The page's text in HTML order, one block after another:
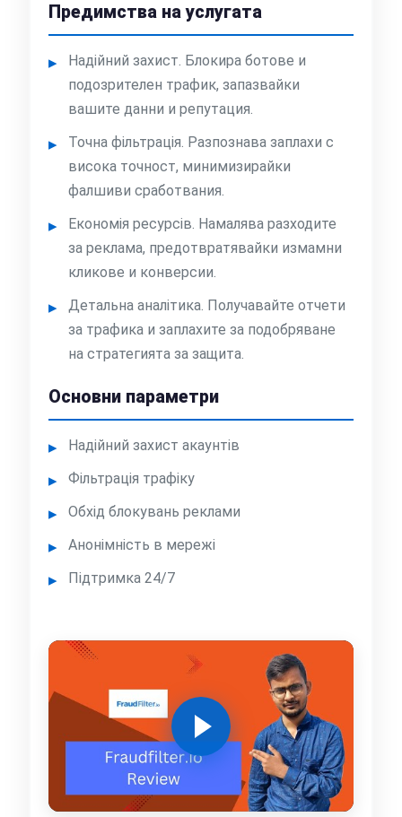
Предимства на услугата
Надійний захист. Блокира ботове и
подозрителен трафик, запазвайки
вашите данни и репутация.
Точна фільтрація. Разпознава заплахи с
висока точност, минимизирайки
фалшиви сработвания.
Економія ресурсів. Намалява разходите
за реклама, предотвратявайки измамни
кликове и конверсии.
Детальна аналітика. Получавайте отчети
за трафика и заплахите за подобряване
на стратегията за защита.
Основни параметри
Надійний захист акаунтів
Фільтрація трафіку
Обхід блокувань реклами
Анонімність в мережі
Підтримка 24/7